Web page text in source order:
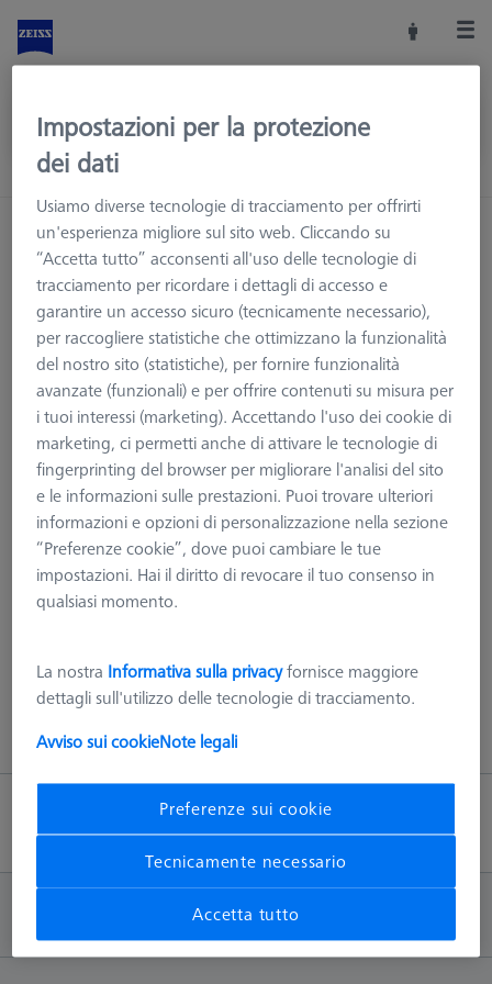
Home
Accessori macchine
Macchine CMM e Ottiche
Cambio tastatori CNC
CMM a contatto
Rack MSR standard
Rack MSR standard
I Rack MSR standard sono utilizzati per immagazzinare i
sistemi tastatori e le teste di misura quando non vengono
utilizzati, consentendo il cambio automatico CNC di questi
componenti.​ NOTA: Se non esplicitamente indicato,
necessitano degli appositi magazzini da ordinare a parte.
Impostazioni per la protezione
dei dati
Usiamo diverse tecnologie di tracciamento per offrirti
un'esperienza migliore sul sito web. Cliccando su
“Accetta tutto” acconsenti all'uso delle tecnologie di
tracciamento per ricordare i dettagli di accesso e
garantire un accesso sicuro (tecnicamente necessario),
per raccogliere statistiche che ottimizzano la funzionalità
del nostro sito (statistiche), per fornire funzionalità
avanzate (funzionali) e per offrire contenuti su misura per
i tuoi interessi (marketing). Accettando l'uso dei cookie di
marketing, ci permetti anche di attivare le tecnologie di
fingerprinting del browser per migliorare l'analisi del sito
e le informazioni sulle prestazioni. Puoi trovare ulteriori
informazioni e opzioni di personalizzazione nella sezione
“Preferenze cookie”, dove puoi cambiare le tue
impostazioni. Hai il diritto di revocare il tuo consenso in
qualsiasi momento.
La nostra Informativa sulla privacyfornisce maggiore
dettagli sull'utilizzo delle tecnologie di tracciamento.
Avviso sui cookieNote legali
Preferenze sui cookie
Tecnicamente necessario
Accetta tutto